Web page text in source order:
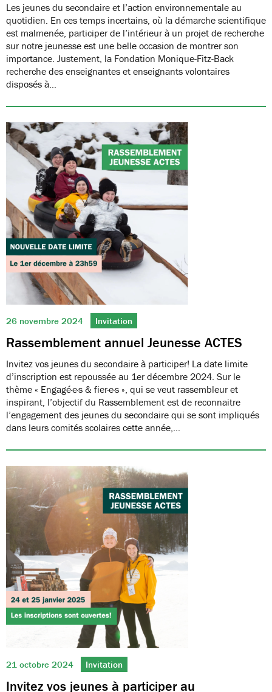
Les jeunes du secondaire et l’action environnementale au
quotidien. En ces temps incertains, où la démarche scientifique
est malmenée, participer de l’intérieur à un projet de recherche
sur notre jeunesse est une belle occasion de montrer son
importance. Justement, la Fondation Monique-Fitz-Back
recherche des enseignantes et enseignants volontaires
disposés à…
26 novembre 2024 Invitation
Rassemblement annuel Jeunesse ACTES
Invitez vos jeunes du secondaire à participer! La date limite
d’inscription est repoussée au 1er décembre 2024. Sur le
thème « Engagé·e·s & fier·e·s », qui se veut rassembleur et
inspirant, l’objectif du Rassemblement est de reconnaitre
l’engagement des jeunes du secondaire qui se sont impliqués
dans leurs comités scolaires cette année,…
21 octobre 2024 Invitation
Invitez vos jeunes à participer au